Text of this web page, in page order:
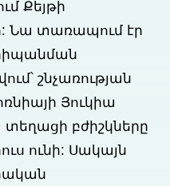
Քեյթի
Նա տառապում էր
շնչառության
Յուկիա
բժիշկները
ունի: Սակայն